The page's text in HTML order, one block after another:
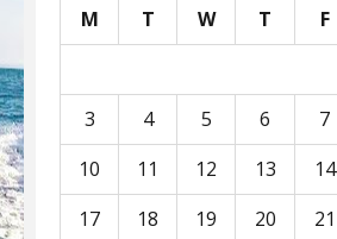
M T W T F
3
4 5 6 7
10
11 12 13 14
17
18 19 20 21